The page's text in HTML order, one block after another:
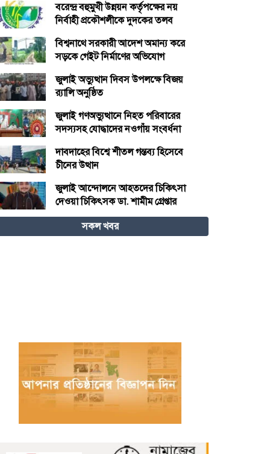
বরেন্দ্র বহুমুখী উন্নয়ন কর্তৃপক্ষের নয়
নির্বাহী প্রকৌশলীকে দুদকের তলব
বিশ্বনাথে সরকারী আদেশ অমান্য করে
সড়কে গেইট নির্মাণের অভিযোগ
জুলাই অভ্যুত্থান দিবস উপলক্ষে বিজয়
র‍্যালি অনুষ্ঠিত
জুলাই গণঅভ্যুত্থানে নিহত পরিবারের
সদস্যসহ যোদ্ধাদের নওগাঁয় সংবর্ধনা
দাবদাহের বিশ্বে শীতল গন্তব্য হিসেবে
চীনের উত্থান
জুলাই আন্দোলনে আহতদের চিকিৎসা
দেওয়া চিকিৎসক ডা. শামীম গ্রেপ্তার
বিজ্ঞান – উদ্ভাবন ও কৃত্রিম বুদ্ধিমত্তায়
ভবিষ্যতের চীন
চিতলমারী থানা প্রেসক্লাবের কমিটি ঘোষণা
: সভাপতি শহিদুল হক টিপু, সিনি: সহ
সভাপতি মো: আজাদ খান, সাধারণ
সম্পাদক অরুন কুমার সরকার।
চীনের হস্তশিল্প এখন ইউনেস্কোর বিশ্ব
সকল খবর